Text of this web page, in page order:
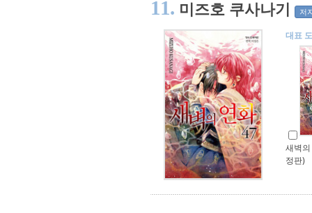
11. 미즈호 쿠사나기 저
대표
새벽
정판)